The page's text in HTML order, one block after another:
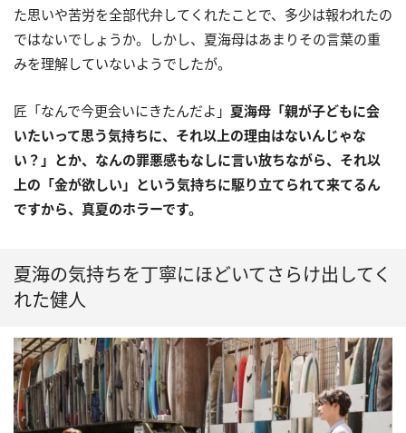
た思いや苦労を全部代弁してくれたことで、多少は報われたの
ではないでしょうか。しかし、夏海母はあまりその言葉の重
みを理解していないようでしたが。
匠「なんで今更会いにきたんだよ」 夏海母「親が子どもに会
いたいって思う気持ちに、それ以上の理由はないんじゃな
い？」とか、なんの罪悪感もなしに言い放ちながら、それ以
上の「金が欲しい」という気持ちに駆り立てられて来てるん
ですから、真夏のホラーです。
夏海の気持ちを丁寧にほどいてさらけ出してく
れた健人